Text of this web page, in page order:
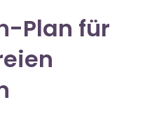
Plan für